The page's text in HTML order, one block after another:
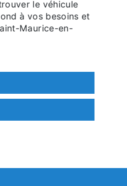
le véhicule
à vos besoins et
Maurice-en-